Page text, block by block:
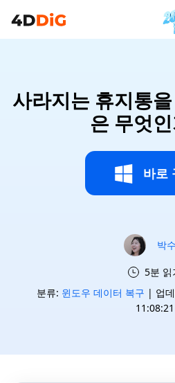
사라지는 휴지통
은 무엇
바로
박
5분 읽
분류: 윈도우 데이터 복구 | 업
11:08:21